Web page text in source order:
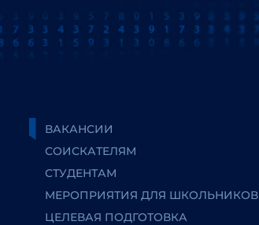
ВАКАНСИИ
СОИСКАТЕЛЯМ
СТУДЕНТАМ
МЕРОПРИЯТИЯ ДЛЯ ШКОЛЬНИКОВ
ЦЕЛЕВАЯ ПОДГОТОВКА